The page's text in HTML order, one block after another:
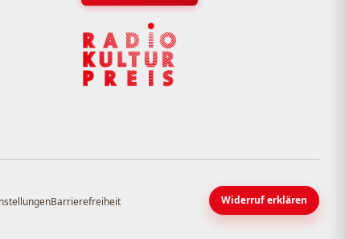
Barrierefreiheit Widerruf erklären